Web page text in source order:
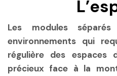
Les modules
environnements qui
régulière des espaces
précieux face à la